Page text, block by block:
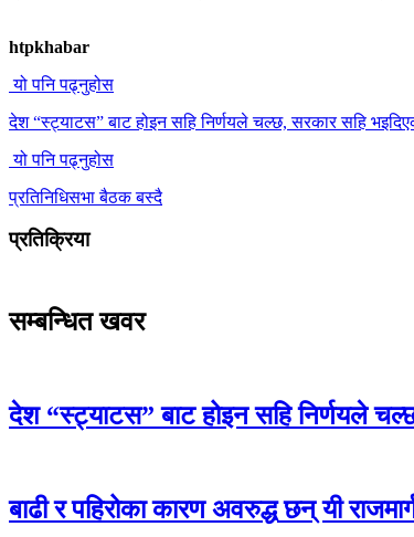
htpkhabar
यो पनि पढ्नुहोस
देश “स्ट्याटस” बाट होइन सहि निर्णयले चल्छ, सरकार सहि
यो पनि पढ्नुहोस
प्रतिनिधिसभा बैठक बस्दै
प्रतिक्रिया
सम्बन्धित खवर
देश “स्ट्याटस” बाट होइन सहि निर्णयले
बाढी र पहिरोका कारण अवरुद्ध छन् यी